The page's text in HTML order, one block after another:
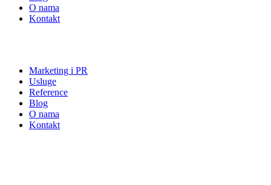
O nama
Kontakt
Marketing i PR
Usluge
Reference
Blog
O nama
Kontakt